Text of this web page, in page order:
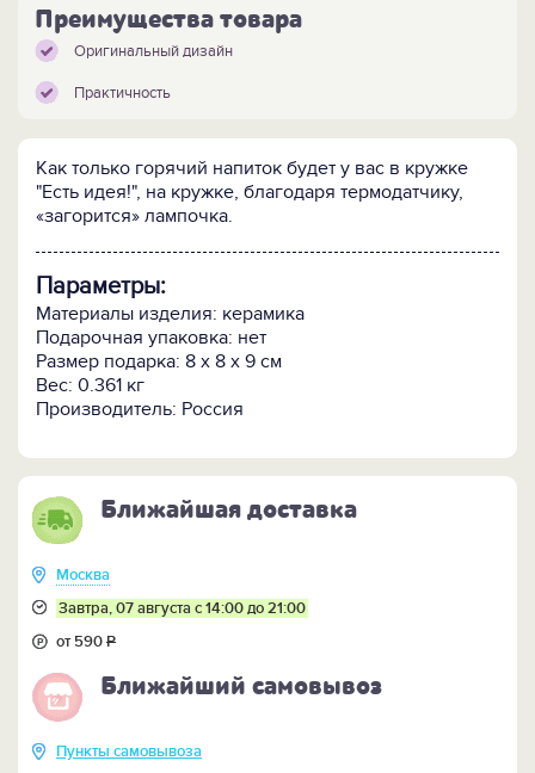
Преимущества товара
Оригинальный дизайн
Практичность
Как только горячий напиток будет у вас в кружке
"Есть идея!", на кружке, благодаря термодатчику,
«загорится» лампочка.
Параметры:
Материалы изделия: керамика
Подарочная упаковка: нет
Размер подарка: 8 x 8 x 9 см
Вес: 0.361 кг
Производитель: Россия
Ближайшая доставка
Москва
Завтра, 07 августа с 14:00 до 21:00
от 590Р
Ближайший самовывоз
Пункты самовывоза